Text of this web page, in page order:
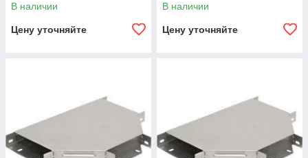
В наличии
Цену уточняйте
В наличии
Цену уточняйте